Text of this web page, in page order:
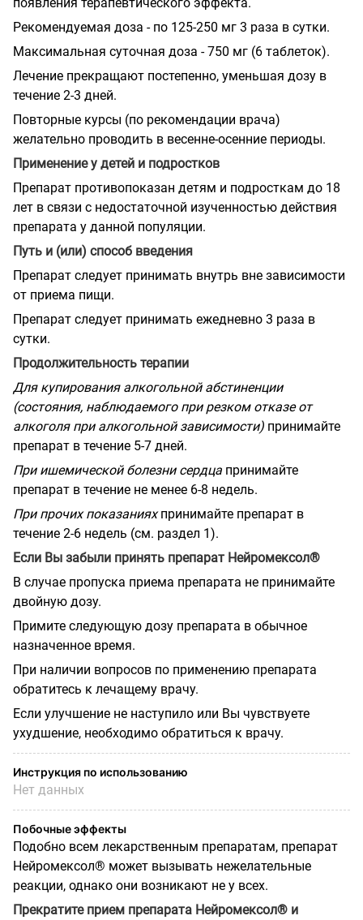
Рекомендуемая доза - по 125-250 мг 3 раза в сутки.
Максимальная суточная доза - 750 мг (6 таблеток).
Лечение прекращают постепенно, уменьшая дозу в
течение 2-3 дней.
Повторные курсы (по рекомендации врача)
желательно проводить в весенне-осенние периоды.
Применение у детей и подростков
Препарат противопоказан детям и подросткам до 18
лет в связи с недостаточной изученностью действия
препарата у данной популяции.
Путь и (или) способ введения
Препарат следует принимать внутрь вне зависимости
от приема пищи.
Препарат следует принимать ежедневно 3 раза в
сутки.
Продолжительность терапии
Для купирования алкогольной абстиненции
(состояния, наблюдаемого при резком отказе от
алкоголя при алкогольной зависимости) принимайте
препарат в течение 5-7 дней.
При ишемической болезни сердца принимайте
препарат в течение не менее 6-8 недель.
При прочих показанияхпринимайте препарат в
течение 2-6 недель (см. раздел 1).
Если Вы забыли принять препарат Нейромексол®
В случае пропуска приема препарата не принимайте
двойную дозу.
Примите следующую дозу препарата в обычное
назначенное время.
При наличии вопросов по применению препарата
обратитесь к лечащему врачу.
Если улучшение не наступило или Вы чувствуете
ухудшение, необходимо обратиться к врачу.
Инструкция по использованию
Нет данных
Побочные эффекты
Подобно всем лекарственным препаратам, препарат
Нейромексол® может вызывать нежелательные
реакции, однако они возникают не у всех.
Прекратите прием препарата Нейромексол® и